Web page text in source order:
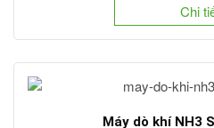
Chi
Máy dò khí NH3